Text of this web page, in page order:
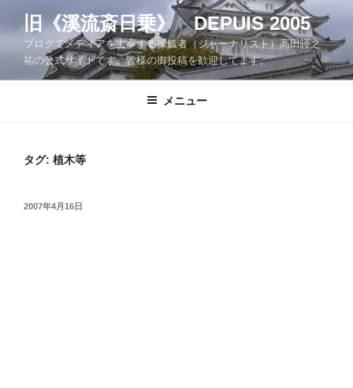
ツ
旧《溪流斎日乗》 DEPUIS 2005
ブログでメディアを主宰する操觚者（ジャーナリスト）高田謹之
祐の公式サイトです。皆様の御投稿を歓迎してます。
メニュー
タグ: 植木等
投
2007年4月16日